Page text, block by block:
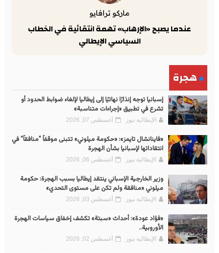
ماركو ترافايو
عندما يصبح «الإرهاب» تهمة انتقائية في الخطاب
السياسي الإيطالي
هجرة
إسبانيا توجه إنذارًا نهائيًا إلى إيطاليا لإلغاء ضوابط الحدود أو
تشرع في تطبيق «إجراءات متناسبة»
الإيطالية نيوز أغسطس 07, 2026
«فاينانشال تايمز»: «حكومة ميلوني» تتبنى موقفاً "منافقاً" في
انتقاداتها لإسبانيا بشأن الهجرة
الإيطالية نيوز أغسطس 06, 2026
وزير الخارجية الإسباني ينتقد إيطاليا بسبب الهجرة: حكومة
ميلوني «منافقة ولم تكن على مستوى التحدي»
الإيطالية نيوز أغسطس 03, 2026
«فؤاد عودة»: أحداث «سبتة» تكشف إخفاق سياسات الهجرة
الأوروبية..
الإيطالية نيوز أغسطس 02, 2026